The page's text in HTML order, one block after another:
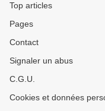
Top articles
Pages
Contact
Signaler un abus
C.G.U.
Cookies et données